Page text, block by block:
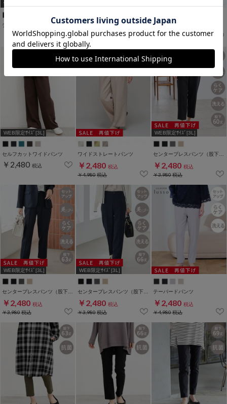
WEB限定ｻｲｽﾞ[3L]
テーパードパンツ
￥2,480 税込
クロップドイージーパンツ
￥2,480 税込
大人のストレートパンツ
￥2,480 税込
WEB限定ｻｲｽﾞ[3L]
セルフカットワイドパンツ
￥2,480 税込
ワイドストレートパンツ
￥2,480 税込
￥4,980税込
WEB限定ｻｲｽﾞ[3L]
￥2,480 税込
￥3,980税込
WEB限定ｻｲｽﾞ[3L]
センタープレスパンツ（股下６３ｃｍ）
￥2,480 税込
￥3,980税込
WEB限定ｻｲｽﾞ[3L]
センタープレスパンツ（股下６６ｃｍ）
￥2,480 税込
￥3,980税込
テーパードパンツ
￥2,480 税込
￥4,980税込